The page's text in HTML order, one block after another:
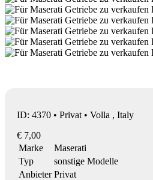
ID: 4370 • Privat • Volla , Italy
€ 7,00
Marke
Maserati
Typ
sonstige Modelle
Anbieter Privat